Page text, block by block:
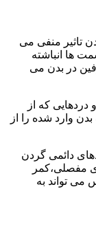
تاثیر منفی می
ها انباشته
در بدن می
که از
وارد شده را از
دائمی گردن
مفصلی،کمر
می تواند به